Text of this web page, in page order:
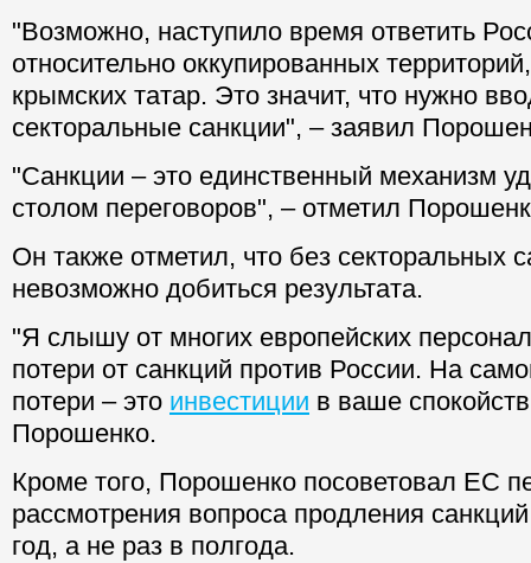
"Возможно, наступило время ответить
относительно оккупированных
крымских татар. Это значит, что нужно
секторальные санкции", – заявил
"Санкции – это единственный механизм
столом переговоров", – отметил
Он также отметил, что без секторальных
невозможно добиться результата.
"Я слышу от многих европейских
потери от санкций против России. На
потери – это инвестиции в ваше
Порошенко.
Кроме того, Порошенко посоветовал ЕС
рассмотрения вопроса продления
год, а не раз в полгода.